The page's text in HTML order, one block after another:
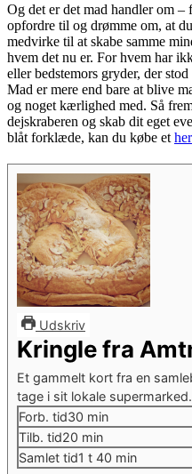
Og det er det mad handler om –
opfordre til og drømme om, at
medvirke til at skabe samme
hvem det nu er. For hvem har
eller bedstemors gryder, der
Mad er mere end bare at blive
og noget kærlighed med. Så
dejskraberen og skab dit eget
blåt forklæde, kan du købe et her
Udskriv
Kringle fra
Et gammelt kort fra en
tage i sit lokale supermarked.
Forb. tid30 minutter
min
Tilb. tid20 minutter
min
Samlet tid1 time
t 40 minutter
min